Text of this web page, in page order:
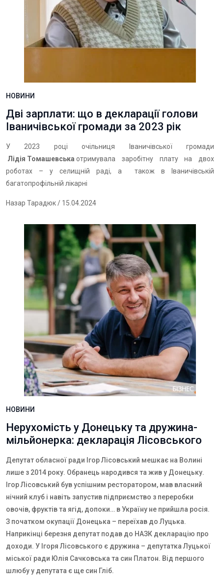
НОВИНИ
Дві зарплати: що в декларації голови
Іваничівської громади за 2023 рік
У 2023 році очільниця Іваничівської громади
Лідія Томашевська отримувала заробітну плату на двох
роботах – у селищній раді, а також в Іваничівській
багатопрофільній лікарні
Назар Тарадюк/ 15.04.2024
НОВИНИ
Нерухомість у Донецьку та дружина-
мільйонерка: декларація Лісовського
Депутат обласної ради Ігор Лісовський мешкає на Волині
лише з 2014 року. Обранець народився та жив у Донецьку.
Ігор Лісовський був успішним ресторатором, мав власний
нічний клуб і навіть запустив підприємство з переробки
овочів, фруктів та ягід, допоки… в Україну не прийшла росія.
З початком окупації Донецька – переїхав до Луцька.
Наприкінці березня депутат подав до НАЗК декларацію про
доходи. У Ігоря Лісовського є дружина – депутатка Луцької
міської ради Юлія Сачковська та син Платон. Від першого
шлюбу у депутата є ще син Гліб.